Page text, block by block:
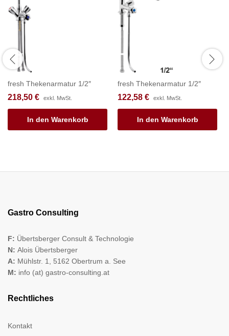
fresh Thekenarmatur 1/2″
218,50 € exkl. MwSt.
In den Warenkorb
fresh Thekenarmatur 1/2″
122,58 € exkl. MwSt.
In den Warenkorb
Gastro Consulting
F: Übertsberger Consult & Technologie
N: Alois Übertsberger
A: Mühlstr. 1, 5162 Obertrum a. See
M: info (at) gastro-consulting.at
Rechtliches
Kontakt